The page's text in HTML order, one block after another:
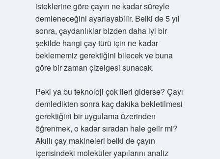
isteklerine göre çayın ne kadar süreyle
demleneceğini ayarlayabilir. Belki de 5 yıl
sonra, çaydanlıklar bizden daha iyi bir
şekilde hangi çay türü için ne kadar
beklememiz gerektiğini bilecek ve buna
göre bir zaman çizelgesi sunacak.
Peki ya bu teknoloji çok ileri giderse? Çayı
demledikten sonra kaç dakika bekletilmesi
gerektiğini bir uygulama üzerinden
öğrenmek, o kadar sıradan hale gelir mi?
Akıllı çay makineleri belki de çayın
içerisindeki moleküler yapılarını analiz